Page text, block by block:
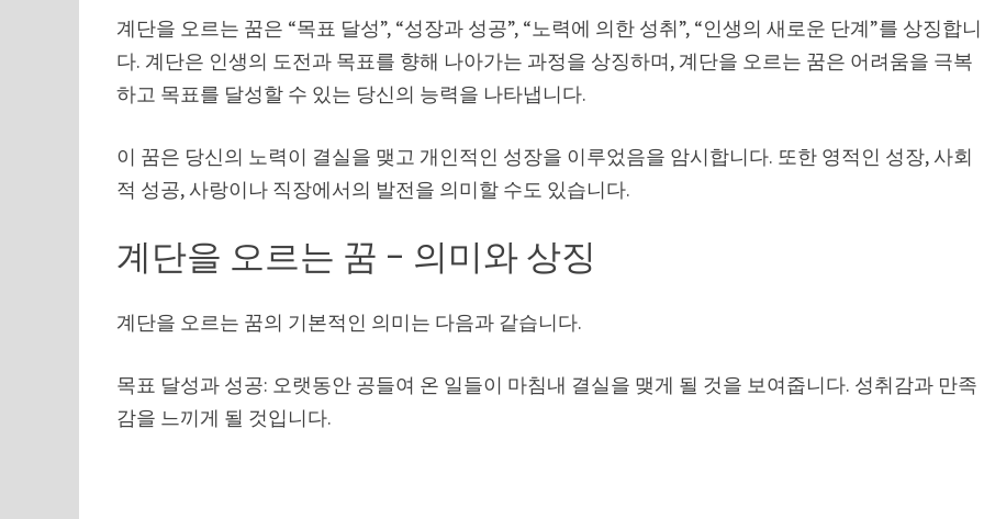
계단을 오르는 꿈은 “목표 달성”, “성장과 성공”, “노력에 의한 성취”, “인생의 새로운 단계”를 상징합니
다. 계단은 인생의 도전과 목표를 향해 나아가는 과정을 상징하며, 계단을 오르는 꿈은 어려움을 극복
하고 목표를 달성할 수 있는 당신의 능력을 나타냅니다.
이 꿈은 당신의 노력이 결실을 맺고 개인적인 성장을 이루었음을 암시합니다. 또한 영적인 성장, 사회
적 성공, 사랑이나 직장에서의 발전을 의미할 수도 있습니다.
계단을 오르는 꿈 – 의미와 상징
계단을 오르는 꿈의 기본적인 의미는 다음과 같습니다.
목표 달성과 성공: 오랫동안 공들여 온 일들이 마침내 결실을 맺게 될 것을 보여줍니다. 성취감과 만족
감을 느끼게 될 것입니다.